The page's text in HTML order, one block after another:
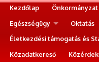
Kezdőlap Önkormányzat
Egészségügy
Oktatás
Életkezdési támogatás és
Közadatkereső